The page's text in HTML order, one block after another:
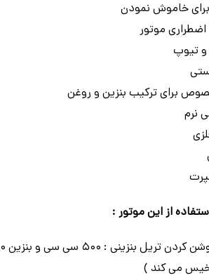
خاموش نمودن
موتور
تیوپ
برای ترکیب بنزین و روغن
نرم
از این موتور :
می کند )